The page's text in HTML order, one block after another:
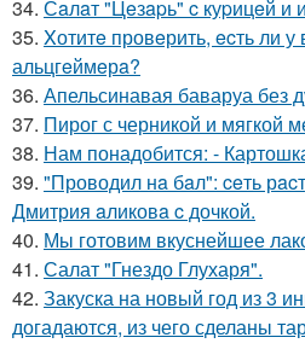
34. Сaлaт "Цeзapь" c куpицeй и
35. Xотитe провeрить, ecть ли
альцгeймeрa?
36. Апельсинавая баваруа без
37. Пирог с черникой и мягкой
38. Нам понадобится: -
39. "Проводил нa бaл": ceть
Дмитрия aликовa c дочкой.
40. Мы готовим вкуснейшее
41. Салат "Гнездо Глухаря".
42. Закуска на новый год из 3
догадаются, из чего сделаны